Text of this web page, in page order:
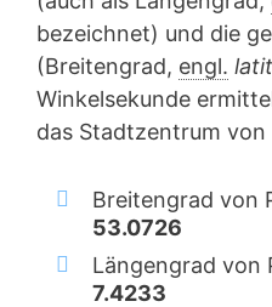
bezeichnet) und die
(Breitengrad, engl.
Winkelsekunde
das Stadtzentrum von
Breitengrad von
53.0726
Längengrad von
7.4233